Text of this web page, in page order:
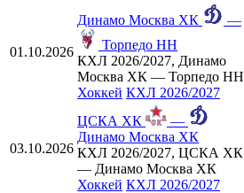
01.10.2026
Динамо Москва ХК
—
Торпедо НН
КХЛ 2026/2027, Динамо
Москва ХК — Торпедо НН
Хоккей КХЛ 2026/2027
03.10.2026
ЦСКА ХК
—
Динамо Москва ХК
КХЛ 2026/2027, ЦСКА ХК
— Динамо Москва ХК
Хоккей КХЛ 2026/2027